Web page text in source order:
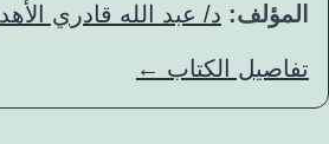
المؤلف: د/ عبد الله قادري الأهدل
تفاصيل الكتاب ←